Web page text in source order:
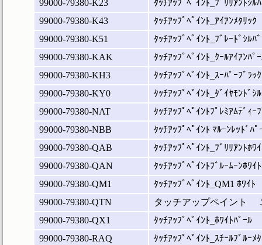
99000-79380-K23
ﾀｯﾁｱｯﾌﾟﾍﾟｲﾝﾄ_ﾌﾞﾘﾘｱﾝﾄｼﾙ
99000-79380-K43
ﾀｯﾁｱｯﾌﾟﾍﾟｲﾝﾄ_ｱｲｱﾝﾒﾀﾘｯｸ
99000-79380-K51
ﾀｯﾁｱｯﾌﾟﾍﾟｲﾝﾄ_ﾌﾞﾚｰﾄﾞｼﾙﾊ
99000-79380-KAK
ﾀｯﾁｱｯﾌﾟﾍﾟｲﾝﾄ_ｸｰﾙｱｲｱﾝﾊﾟ
99000-79380-KH3
ﾀｯﾁｱｯﾌﾟﾍﾟｲﾝﾄ_ｽｰﾊﾟｰﾌﾞﾗｯｸ
99000-79380-KY0
ﾀｯﾁｱｯﾌﾟﾍﾟｲﾝﾄ_ﾀﾞｲﾔﾓﾝﾄﾞｼ
99000-79380-NAT
ﾀｯﾁｱｯﾌﾟﾍﾟｲﾝﾄﾌﾟﾚﾐｱﾑﾃﾞｨｰ
99000-79380-NBB
ﾀｯﾁｱｯﾌﾟﾍﾟｲﾝﾄ ﾏﾙｰﾝﾚｯﾄﾞﾊﾟ
99000-79380-QAB
ﾀｯﾁｱｯﾌﾟﾍﾟｲﾝﾄ_ﾌﾞﾘﾘｱﾝﾄﾎﾜ
99000-79380-QAN
ﾀｯﾁｱｯﾌﾟﾍﾟｲﾝﾄﾌﾞﾙｰﾑｰﾝﾎﾜｲ
99000-79380-QM1
ﾀｯﾁｱｯﾌﾟﾍﾟｲﾝﾄ_QM1 ﾎﾜｲﾄ
99000-79380-QTN
タッチアップペイント
99000-79380-QX1
ﾀｯﾁｱｯﾌﾟﾍﾟｲﾝﾄ_ﾎﾜｲﾄﾊﾟｰﾙ
99000-79380-RAQ
ﾀｯﾁｱｯﾌﾟﾍﾟｲﾝﾄ_ｽﾁｰﾙﾌﾞﾙｰﾒ